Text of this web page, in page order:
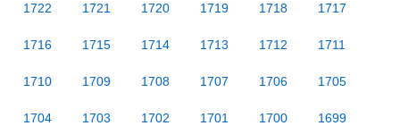
1722 1721 1720 1719 1718 1717
1716 1715 1714 1713 1712 1711
1710 1709 1708 1707 1706 1705
1704 1703 1702 1701 1700 1699